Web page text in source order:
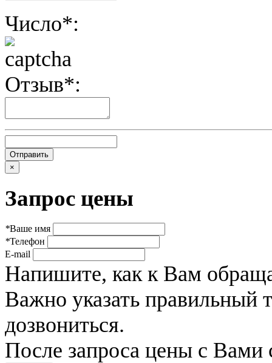
Число*:
Отзыв*:
×
Запрос цены
*Ваше имя
*Телефон
E-mail
Напишите, как к Вам
Важно указать
дозвониться.
После запроса цены с Вами